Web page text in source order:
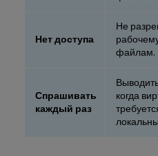
Нет доступа
Не
файлам.
Спрашивать
каждый раз
когда